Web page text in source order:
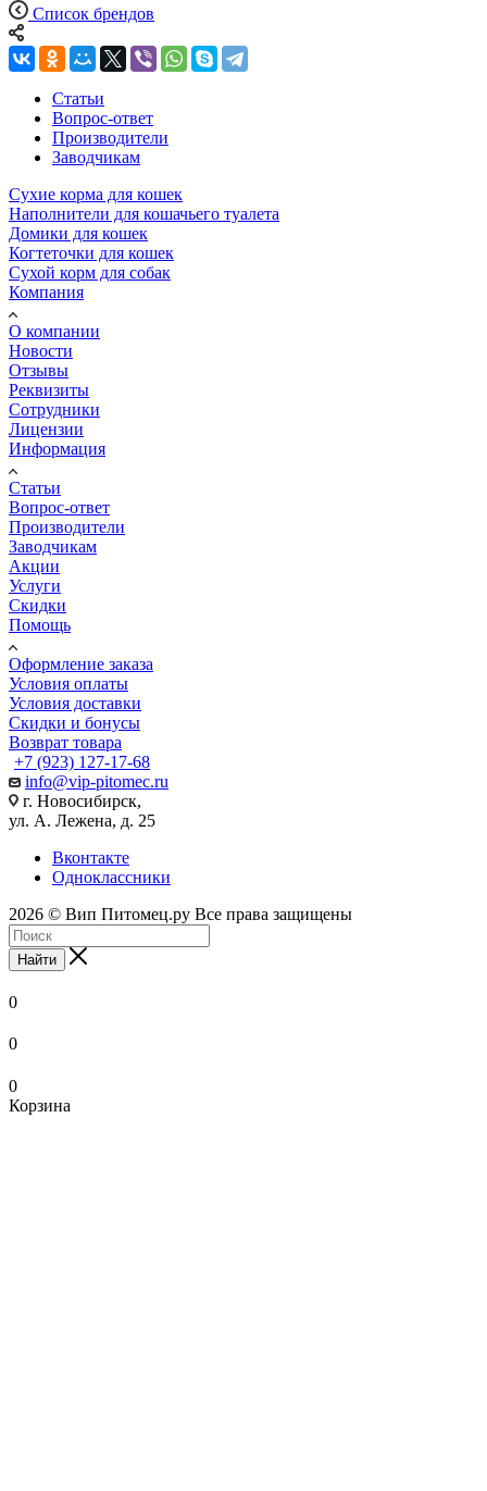
Список брендов
Статьи
Вопрос-ответ
Производители
Заводчикам
Сухие корма для кошек
Наполнители для кошачьего туалета
Домики для кошек
Когтеточки для кошек
Сухой корм для собак
Компания
О компании
Новости
Отзывы
Реквизиты
Сотрудники
Лицензии
Информация
Статьи
Вопрос-ответ
Производители
Заводчикам
Акции
Услуги
Скидки
Помощь
Оформление заказа
Условия оплаты
Условия доставки
Скидки и бонусы
Возврат товара
+7 (923) 127-17-68
info@vip-pitomec.ru
г. Новосибирск,
ул. А. Лежена, д. 25
Вконтакте
Одноклассники
2026 © Вип Питомец.ру Все права защищены
Найти
0
0
0
Корзина